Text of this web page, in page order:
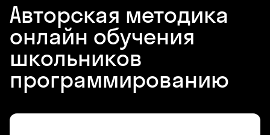
Авторская методика
онлайн обучения
школьников
программированию